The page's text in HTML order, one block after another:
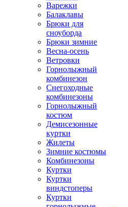
Варежки
Балаклавы
Брюки для
сноуборда
Брюки зимние
Весна-осень
Ветровки
Горнолыжный
комбинезон
Снегоходные
комбинезоны
Горнолыжный
костюм
Демисезонные
куртки
Жилеты
Зимние костюмы
Комбинезоны
Куртки
Куртки
виндстоперы
Куртки